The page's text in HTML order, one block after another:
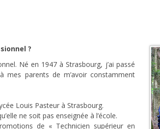
?
Né en 1947 à Strasbourg, j’ai passé
mes parents de m’avoir constamment
Louis Pasteur à Strasbourg.
ne soit pas enseignée à l’école.
de « Technicien supérieur en